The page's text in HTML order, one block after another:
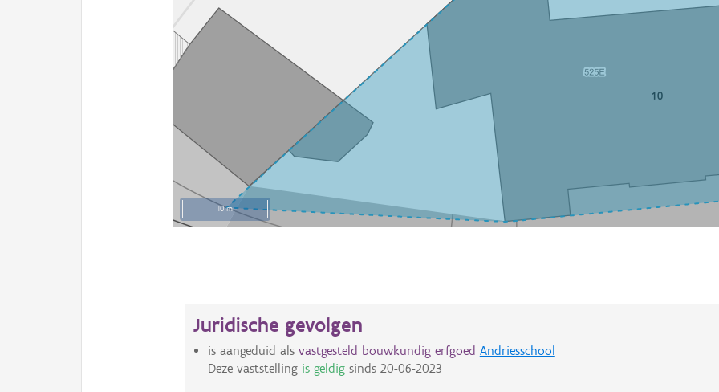
10 m
Juridische gevolgen
is aangeduid als vastgesteld bouwkundig erfgoed Andriesschool
Deze vaststelling is geldigsinds 20-06-2023